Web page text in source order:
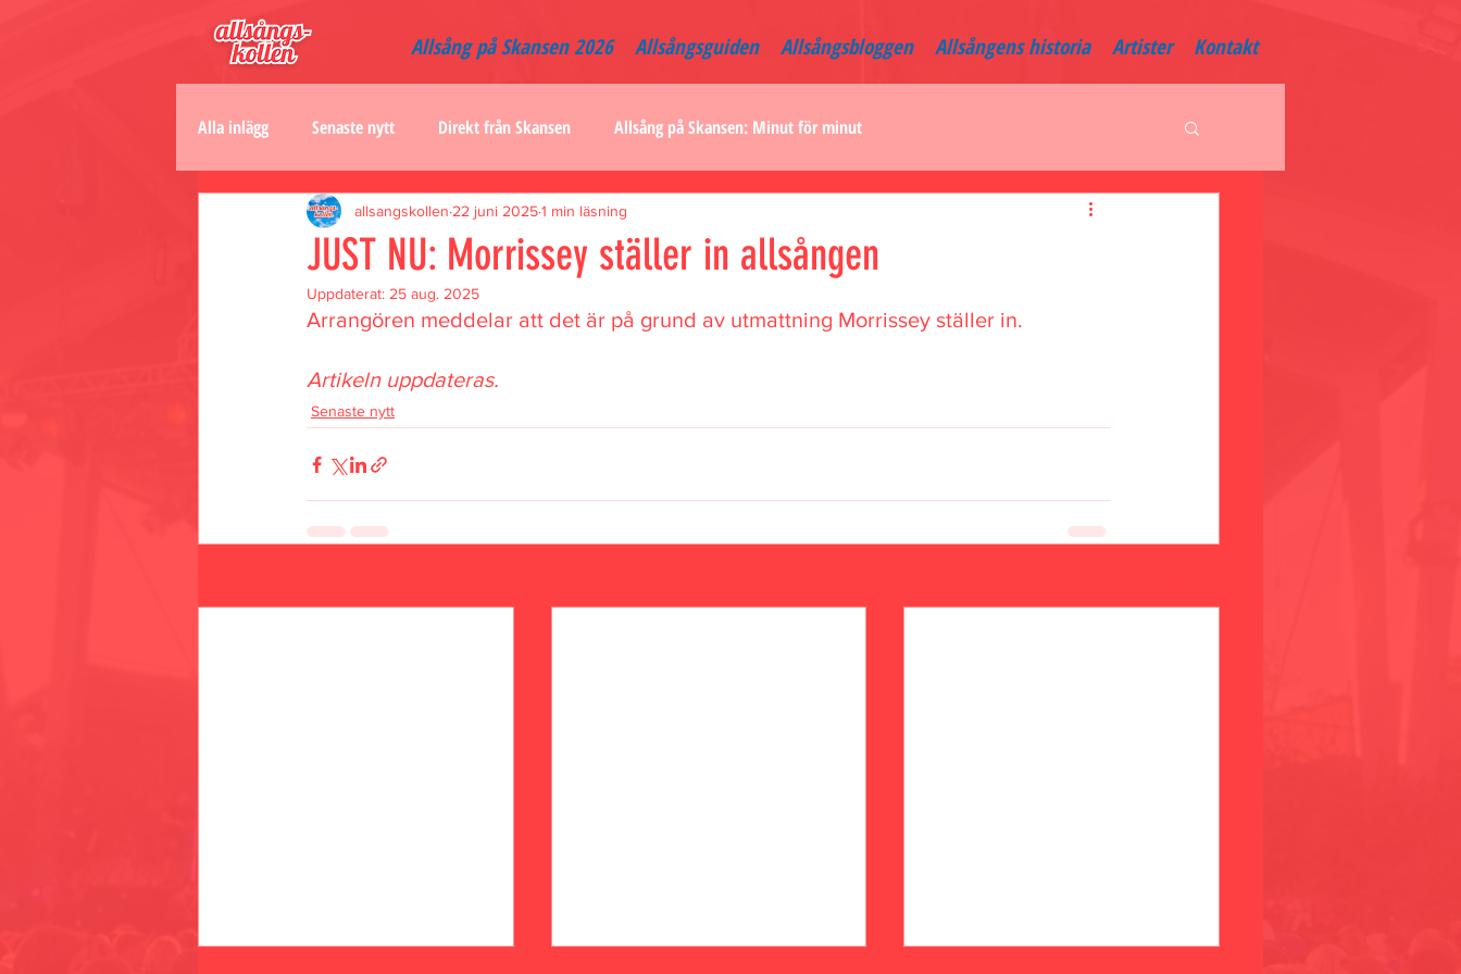
Allsång på Skansen 2026 Allsångsguiden Allsångsbloggen Allsångens historia Artister Kontakt
Alla inlägg Senaste nytt Direkt från Skansen Allsång på Skansen: Minut för minut
JUST NU: Morrissey ställer in allsången
allsangskollen 22 juni 20251 min läsning
Uppdaterat: 25 aug. 2025
Arrangören meddelar att det är på grund av utmattning Morrissey ställer in.
Artikeln uppdateras.
Senaste nytt